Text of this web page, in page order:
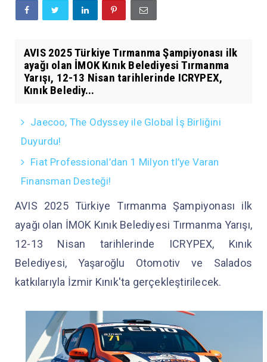
AVIS 2025 Türkiye Tırmanma Şampiyonası ilk
ayağı olan İMOK Kınık Belediyesi Tırmanma
Yarışı, 12-13 Nisan tarihlerinde ICRYPEX,
Kınık Belediy...
Jaecoo, The Odyssey ile Global İş Birliğini
Duyurdu!
Fiat Professional’dan 1 Milyon tl’ye Varan
Finansman Desteği!
AVIS 2025 Türkiye Tırmanma Şampiyonası ilk
ayağı olan İMOK Kınık Belediyesi Tırmanma Yarışı,
12-13 Nisan tarihlerinde ICRYPEX, Kınık
Belediyesi, Yaşaroğlu Otomotiv ve Salados
katkılarıyla İzmir Kınık'ta gerçekleştirilecek.